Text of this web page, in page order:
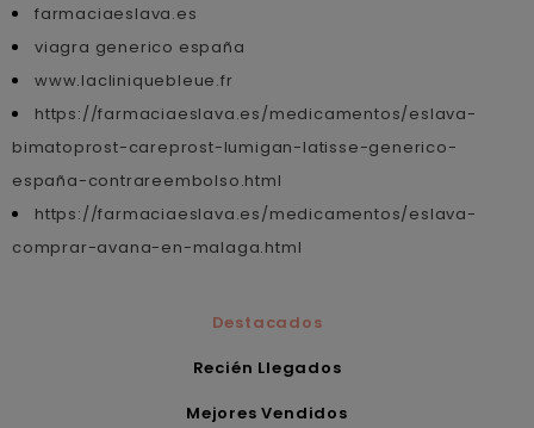
farmaciaeslava.es
viagra generico españa
www.lacliniquebleue.fr
https://farmaciaeslava.es/medicamentos/eslava-
bimatoprost-careprost-lumigan-latisse-generico-
españa-contrareembolso.html
https://farmaciaeslava.es/medicamentos/eslava-
comprar-avana-en-malaga.html
Destacados
Recién Llegados
Mejores Vendidos